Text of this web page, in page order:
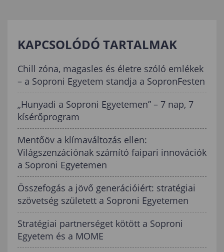
KAPCSOLÓDÓ TARTALMAK
Chill zóna, magasles és életre szóló emlékek
– a Soproni Egyetem standja a SopronFesten
„Hunyadi a Soproni Egyetemen” – 7 nap, 7
kísérőprogram
Mentőöv a klímaváltozás ellen:
Világszenzációnak számító faipari innovációk
a Soproni Egyetemen
Összefogás a jövő generációiért: stratégiai
szövetség született a Soproni Egyetemen
Stratégiai partnerséget kötött a Soproni
Egyetem és a MOME